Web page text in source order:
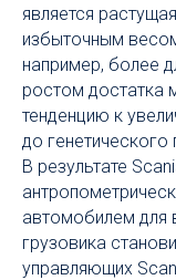
является
избыточным
например, более
ростом
тенденцию к
до генетического
В результате
автомобилем для
грузовика
управляющих